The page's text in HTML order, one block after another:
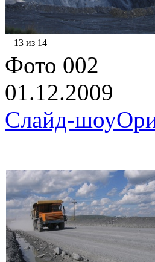
13 из 14
Фото 002
01.12.2009
Слайд-шоу